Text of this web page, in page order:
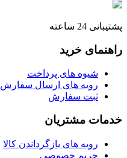
پشتیبانی 24 ساعته
راهنمای خرید
شیوه های پرداخت
رویه های ارسال سفارش
ثبت سفارش
خدمات مشتریان
رویه های بازگرداندن کالا
حریم خصوصی